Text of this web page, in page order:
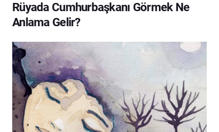
Rüyada Cumhurbaşkanı Görmek Ne
Anlama Gelir?